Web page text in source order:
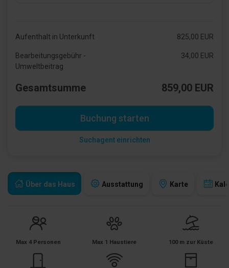
Über das Haus Ausstattung Karte
Max 4 Personen Max 1 Haustiere 100 m zur Küste
Aufenthalt in Unterkunft 825,00 EUR
Bearbeitungsgebühr -
Umweltbeitrag
34,00 EUR
Gesamtsumme 859,00 EUR
Buchung starten
Suchagent einrichten